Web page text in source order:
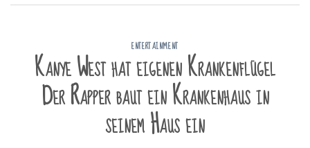
ENTERTAINMENT
Kanye West hat eigenen Krankenflügel
Der Rapper baut ein Krankenhaus in
seinem Haus ein